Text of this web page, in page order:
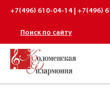
+7(496) 610-04-14 | +7(496)
Поиск по сайту